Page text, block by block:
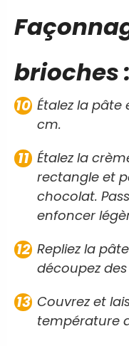
brioches :
Étalez la pâte
cm.
Étalez la
rectangle et
chocolat.
enfoncer
Repliez la
découpez
Couvrez et
température